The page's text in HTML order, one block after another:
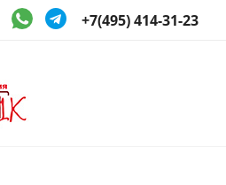
+7(495) 414-31-23